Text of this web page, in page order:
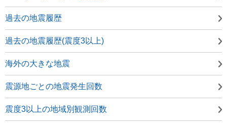
過去の地震履歴
過去の地震履歴(震度3以上)
海外の大きな地震
震源地ごとの地震発生回数
震度3以上の地域別観測回数